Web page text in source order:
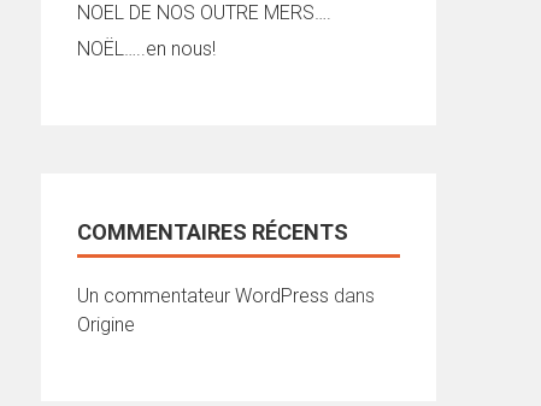
NOEL DE NOS OUTRE MERS….
NOËL…..en nous!
COMMENTAIRES RÉCENTS
Un commentateur WordPress dans
Origine